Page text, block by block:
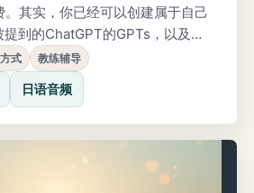
其实，你已经可以创建属于自己
到的ChatGPT的GPTs，以及
，都是可以轻松创建自定义AI的
但真正做出来并持续使用的人并
来门槛很高。但实际上，做起来
式 教练辅导
日语音频